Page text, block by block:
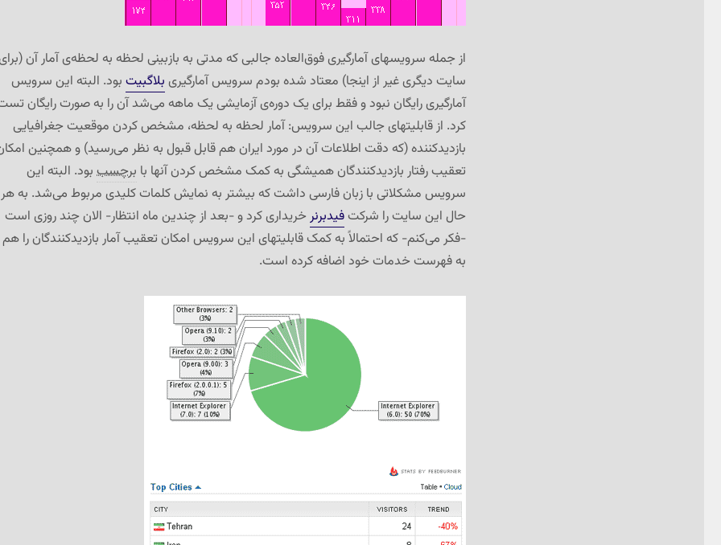
از جمله سرویسهای آمارگیری فوق‌العاده جالبی که مدتی به بازبینی لحظه به لحظه‌ی آمار آن
سایت دیگری غیر از اینجا) معتاد شده بودم سرویس آمارگیری بلاگبیتبود. البته این سرویس
آمارگیری رایگان نبود و فقط برای یک دوره‌ی آزمایشی یک ماهه می‌شد آن را به صورت رایگان
کرد. از قابلیتهای جالب این سرویس: آمار لحظه به لحظه، مشخص کردن موقعیت جغرافیایی
بازدیدکننده (که دقت اطلاعات آن در مورد ایران هم قابل قبول به نظر می‌رسید) و همچنین
تعقیب رفتار بازدیدکنندگان همیشگی به کمک مشخص کردن آنها با برچسببود. البته این
سرویس مشکلاتی با زبان فارسی داشت که بیشتر به نمایش کلمات کلیدی مربوط می‌شد. به هر
حال این سایت را شرکتفیدبرنرخریداری کرد و -بعد از چندین ماه انتظار- الان چند روزی است
-فکر می‌کنم- که احتمالاً به کمک قابلیتهای این سرویس امکان تعقیب آمار بازدیدکنندگان را هم
به فهرست خدمات خود اضافه کرده است.